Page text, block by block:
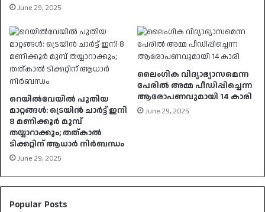
June 29, 2025
റെയിൽവേയിൽ പുതിയ
മാറ്റങ്ങൾ: ട്രെയിൻ ചാർട്ട് ഇനി
8 മണിക്കൂർ മുമ്പ്
തയ്യാറാക്കും; തത്കാൽ
ടിക്കറ്റിന് ആധാർ നിർബന്ധം
June 29, 2025
ലൈംഗിക വിദ്യാഭ്യാസമെന്ന
പേരിൽ അമ്മ പീഡിപ്പിച്ചെന്ന
ആരോപണവുമായി 14 കാരി
June 29, 2025
Popular Posts